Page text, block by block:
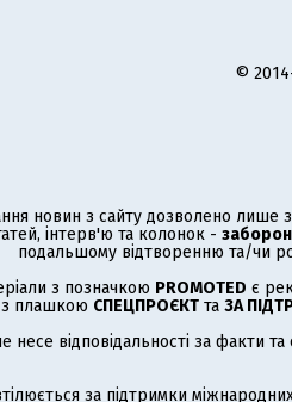
©
новин з сайту дозволено лише
інтерв'ю та колонок -
подальшому відтворенню та/чи
з позначкою PROMOTED є
з плашкою СПЕЦПРОЄКТта ЗА
несе відповідальності за факти
за підтримки